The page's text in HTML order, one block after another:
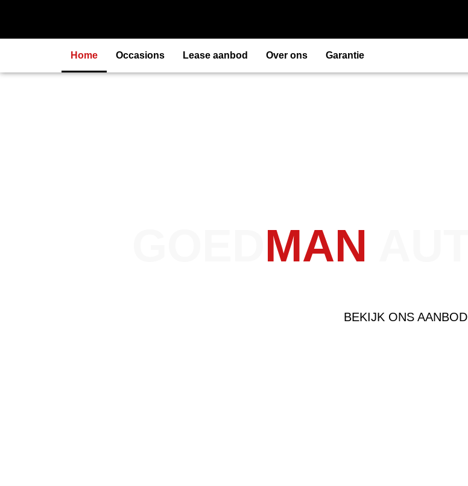
Home Occasions Lease aanbod Over ons Garantie
MAN
BEKIJK ONS AANBOD